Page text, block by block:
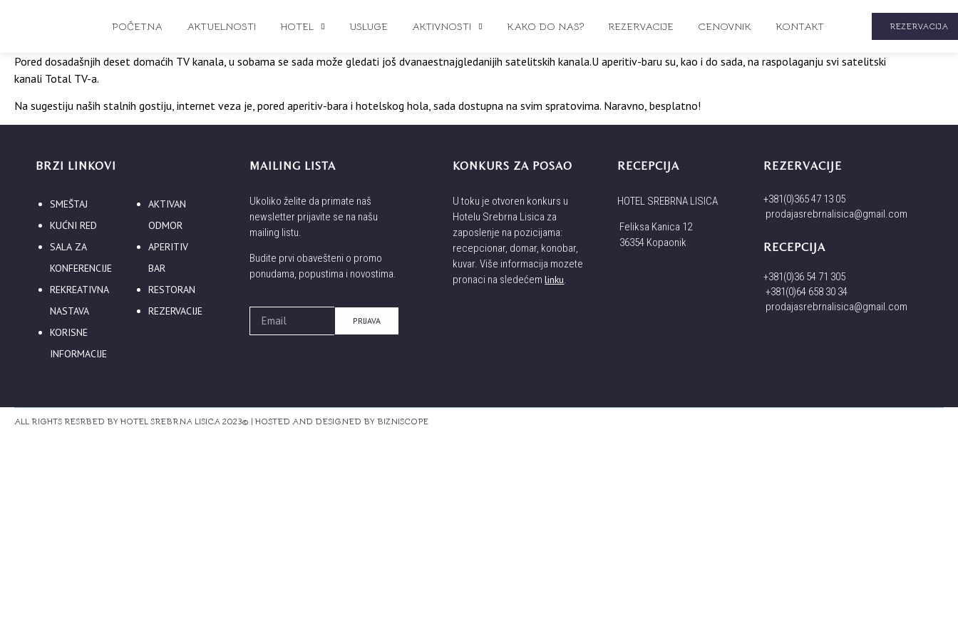
POČETNA AKTUELNOSTI HOTEL USLUGE AKTIVNOSTI KAKO DO NAS? REZERVACIJE CENOVNIK KONTAKT REZERVACIJA
Pored dosadašnjih deset domaćih TV kanala, u sobama se sada može gledati još dvanaestnajgledanijih satelitskih kanala.U aperitiv-baru su, kao i do sada, na raspolaganju svi satelitski
kanali Total TV-a.
Na sugestiju naših stalnih gostiju, internet veza je, pored aperitiv-bara i hotelskog hola, sada dostupna na svim spratovima. Naravno, besplatno!
BRZI LINKOVI
SMEŠTAJ
KUĆNI RED
SALA ZA
KONFERENCIJE
REKREATIVNA
NASTAVA
KORISNE
INFORMACIJE
AKTIVAN
ODMOR
APERITIV
BAR
RESTORAN
REZERVACIJE
MAILING LISTA
Ukoliko želite da primate naš
newsletter prijavite se na našu
mailing listu.
Budite prvi obavešteni o promo
ponudama, popustima i novostima.
PRIJAVA
KONKURS ZA POSAO
U toku je otvoren konkurs u
Hotelu Srebrna Lisica za
zaposlenje na pozicijama:
recepcionar, domar, konobar,
kuvar. Više informacija mozete
pronaci na sledećemlinku.
RECEPCIJA
HOTEL SREBRNA LISICA
Feliksa Kanica 12
36354 Kopaonik
REZERVACIJE
+381(0)365 47 13 05
prodajasrebrnalisica@gmail.com
RECEPCIJA
+381(0)36 54 71 305
+381(0)64 658 30 34
prodajasrebrnalisica@gmail.com
ALL RIGHTS RESRBED BY HOTEL SREBRNA LISICA 2023© | HOSTED AND DESIGNED BY BIZNISCOPE